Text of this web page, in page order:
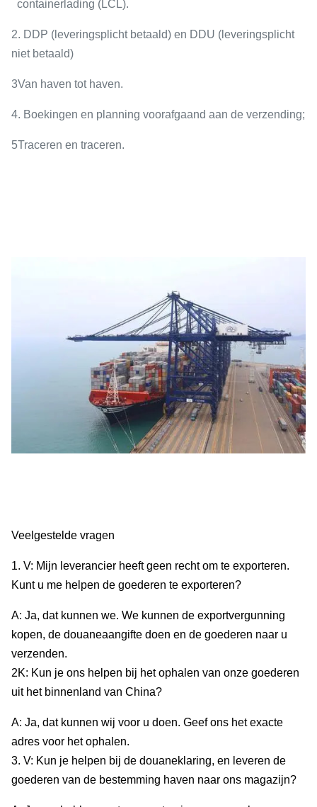
containerlading (LCL).
2. DDP (leveringsplicht betaald) en DDU (leveringsplicht
niet betaald)
3Van haven tot haven.
4. Boekingen en planning voorafgaand aan de verzending;
5Traceren en traceren.
Veelgestelde vragen
1. V: Mijn leverancier heeft geen recht om te exporteren.
Kunt u me helpen de goederen te exporteren?
A: Ja, dat kunnen we. We kunnen de exportvergunning
kopen, de douaneaangifte doen en de goederen naar u
verzenden.
2K: Kun je ons helpen bij het ophalen van onze goederen
uit het binnenland van China?
A: Ja, dat kunnen wij voor u doen. Geef ons het exacte
adres voor het ophalen.
3. V: Kun je helpen bij de douaneklaring, en leveren de
goederen van de bestemming haven naar ons magazijn?